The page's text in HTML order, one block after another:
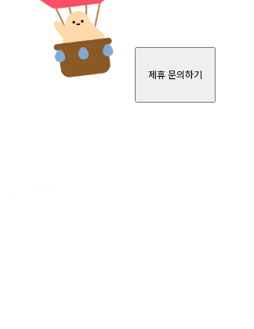
제휴 문의하기